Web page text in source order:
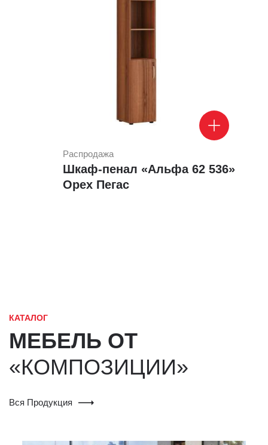
Распродажа
Шкаф-пенал «Альфа 62 536»
Орех Пегас
КАТАЛОГ
МЕБЕЛЬ ОТ
«КОМПОЗИЦИИ»
Вся Продукция